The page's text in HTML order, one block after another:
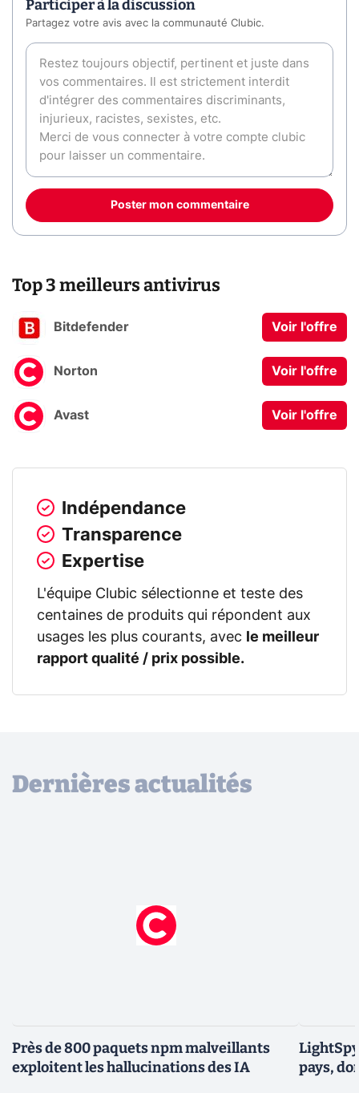
Participer à la discussion
Partagez votre avis avec la communauté Clubic.
Poster mon commentaire
Top 3 meilleurs antivirus
Bitdefender Voir l'offre
Norton Voir l'offre
Avast Voir l'offre
Indépendance
Transparence
Expertise
L'équipe Clubic sélectionne et teste des
centaines de produits qui répondent aux
usages les plus courants, avec
le meilleur
rapport qualité / prix possible.
Dernières actualités
Près de 800 paquets npm malveillants
exploitent les hallucinations des IA
pays,